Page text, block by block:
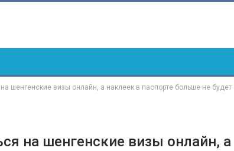
шенгенские визы онлайн, а наклеек в паспорте больше не будет
на шенгенские визы онлайн, а